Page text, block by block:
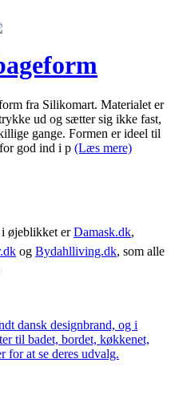
fra Silikomart. Materialet er
ud og sætter sig ikke fast,
gange. Formen er ideel til
god ind i p (Læs mere)
øjeblikket erDamask.dk,
og Bydahlliving.dk, som alle
dansk designbrand, og i
til badet, bordet, køkkenet,
for at se deres udvalg.